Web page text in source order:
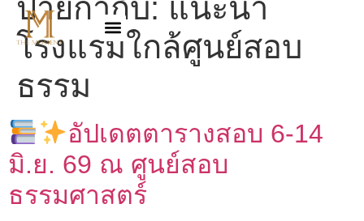
ป้ายกำกับ: แนะนำ
โรงแรมใกล้ศูนย์สอบ
ธรรม
อัปเดตตารางสอบ 6-14
มิ.ย. 69 ณ ศูนย์สอบ
ธรรมศาสตร์